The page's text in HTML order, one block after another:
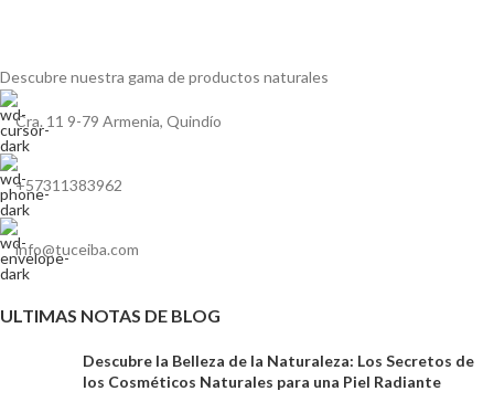
Descubre nuestra gama deproductos naturales
Cra. 11 9-79 Armenia, Quindío
+57311383962
info@tuceiba.com
ULTIMAS NOTAS DE BLOG
Descubre la Belleza de la Naturaleza: Los Secretos de
los Cosméticos Naturales para una Piel Radiante